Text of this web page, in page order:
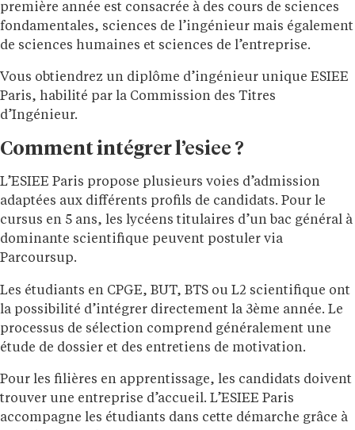
première année est consacrée à des cours de sciences
fondamentales, sciences de l’ingénieur mais également
de sciences humaines et sciences de l’entreprise.
Vous obtiendrez un diplôme d’ingénieur unique ESIEE
Paris, habilité par la Commission des Titres
d’Ingénieur.
Comment intégrer l’esiee ?
L’ESIEE Paris propose plusieurs voies d’admission
adaptées aux différents profils de candidats. Pour le
cursus en 5 ans, les lycéens titulaires d’un bac général à
dominante scientifique peuvent postuler via
Parcoursup.
Les étudiants en CPGE, BUT, BTS ou L2 scientifique ont
la possibilité d’intégrer directement la 3ème année. Le
processus de sélection comprend généralement une
étude de dossier et des entretiens de motivation.
Pour les filières en apprentissage, les candidats doivent
trouver une entreprise d’accueil. L’ESIEE Paris
accompagne les étudiants dans cette démarche grâce à